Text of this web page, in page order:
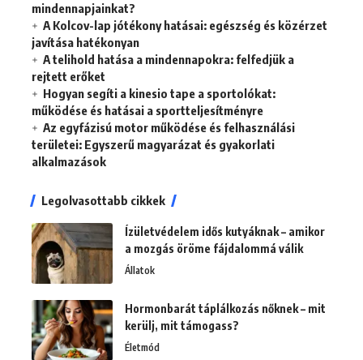
mindennapjainkat?
A Kolcov-lap jótékony hatásai: egészség és közérzet
javítása hatékonyan
A telihold hatása a mindennapokra: felfedjük a
rejtett erőket
Hogyan segíti a kinesio tape a sportolókat:
működése és hatásai a sportteljesítményre
Az egyfázisú motor működése és felhasználási
területei: Egyszerű magyarázat és gyakorlati
alkalmazások
Legolvasottabb cikkek
Ízületvédelem idős kutyáknak – amikor
a mozgás öröme fájdalommá válik
Állatok
Hormonbarát táplálkozás nőknek – mit
kerülj, mit támogass?
Életmód